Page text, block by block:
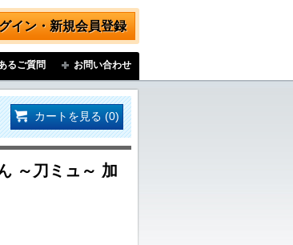
イン・新規会員登録
るご質問 お問い合わせ
カートを見る (0)
～刀ミュ～ 加